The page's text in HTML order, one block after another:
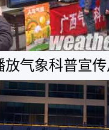
气象科普宣